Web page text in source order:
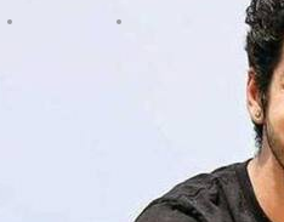
को आज कल असल जिंदगी पर
सामने पेश करने की तैयारी की
हम 1971 में हुए भारत-